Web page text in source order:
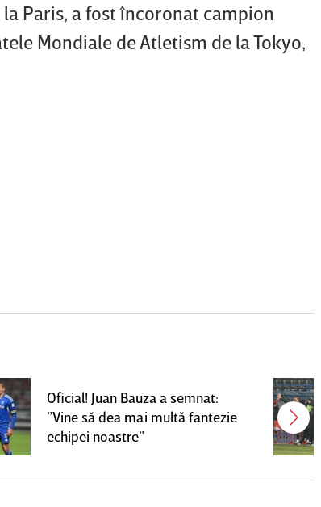
Paris, a fost încoronat campion
Mondiale de Atletism de la Tokyo,
Oficial! Juan Bauza a semnat:
”Vine să dea mai multă fantezie
echipei noastre”